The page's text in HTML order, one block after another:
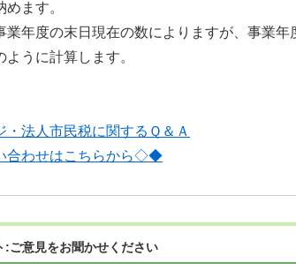
ます。
業年度の末日現在の数によりますが、事業
うに計算します。
法人市民税に関するＱ＆Ａ
合わせはこちらから◇◆
:ご意見をお聞かせください